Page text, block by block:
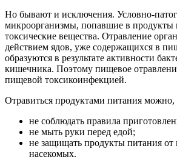
Но бывают и исключения. Условно-
микроорганизмы, попавшие в продукты
токсические вещества. Отравление
действием ядов, уже содержащихся в
образуются в результате активности
кишечника. Поэтому пищевое
пищевой токсикоинфекцией.
Отравиться продуктами питания можно,
не соблюдать правила
не мыть руки перед едой;
не защищать продукты питания от
насекомых.